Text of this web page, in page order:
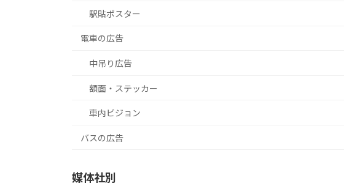
駅貼ポスター
電車の広告
中吊り広告
額面・ステッカー
車内ビジョン
バスの広告
媒体社別